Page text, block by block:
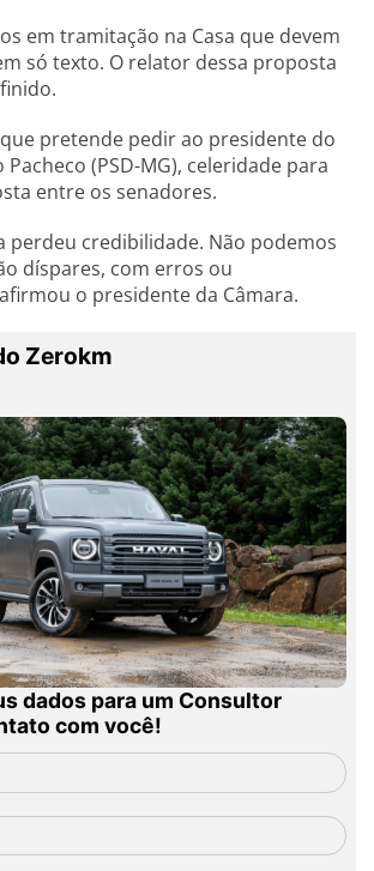
em tramitação na Casa que devem
só texto. O relator dessa proposta
pretende pedir ao presidente do
(PSD-MG), celeridade para
entre os senadores.
perdeu credibilidade. Não podemos
díspares, com erros ou
o presidente da Câmara.